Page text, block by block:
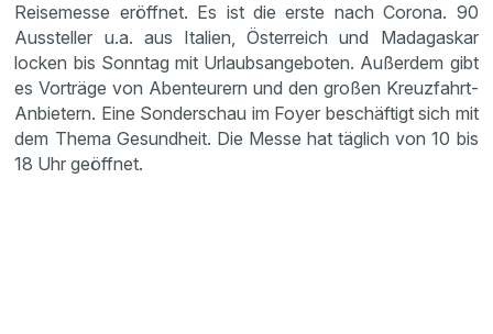
Reisemesse eröffnet. Es ist die erste nach Corona. 90
Aussteller u.a. aus Italien, Österreich und Madagaskar
locken bis Sonntag mit Urlaubsangeboten. Außerdem gibt
es Vorträge von Abenteurern und den großen Kreuzfahrt-
Anbietern. Eine Sonderschau im Foyer beschäftigt sich mit
dem Thema Gesundheit. Die Messe hat täglich von 10 bis
18 Uhr geöffnet.